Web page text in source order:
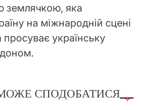
землячкою, яка
на міжнародній сцені
українську
СПОДОБАТИСЯ